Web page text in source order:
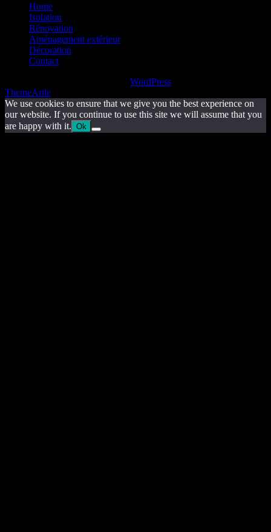
Home
Isolation
Rénovation
Aménagement extérieur
Décoration
Contact
WordPress
ThemeArile
We use cookies to ensure that we give you the best experience on
our website. If you continue to use this site we will assume that you
are happy with it. Ok